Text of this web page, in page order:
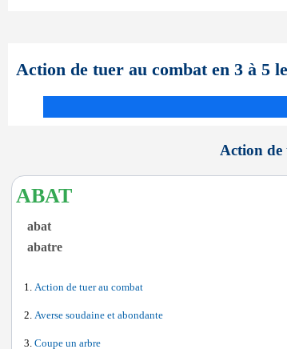
Action de tuer au combat en 3 à 5
Action de
ABAT
abat
abatre
Action de tuer au combat
Averse soudaine et abondante
Coupe un arbre